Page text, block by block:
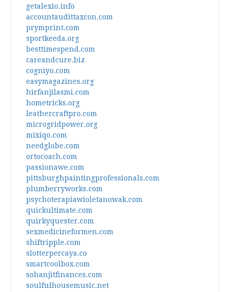
getalexio.info
accountaudittaxcon.com
prymprint.com
sportkeeda.org
besttimespend.com
careandcure.biz
cogniyo.com
easymagazines.org
hirfanjilasmi.com
hometricks.org
leathercraftpro.com
microgridpower.org
mixiqo.com
needglobe.com
ortocoach.com
passionawe.com
pittsburghpaintingprofessionals.com
plumberryworks.com
psychoterapiawioletanowak.com
quickultimate.com
quirkyquester.com
sexmedicineformen.com
shiftripple.com
slotterpercaya.co
smartcoolbox.com
sohanjitfinances.com
soulfulhousemusic.net